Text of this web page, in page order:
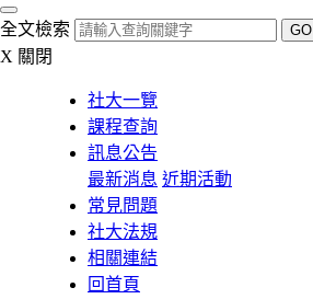
全文檢索 GO
X 關閉
社大一覽
課程查詢
訊息公告
最新消息 近期活動
常見問題
社大法規
相關連結
回首頁